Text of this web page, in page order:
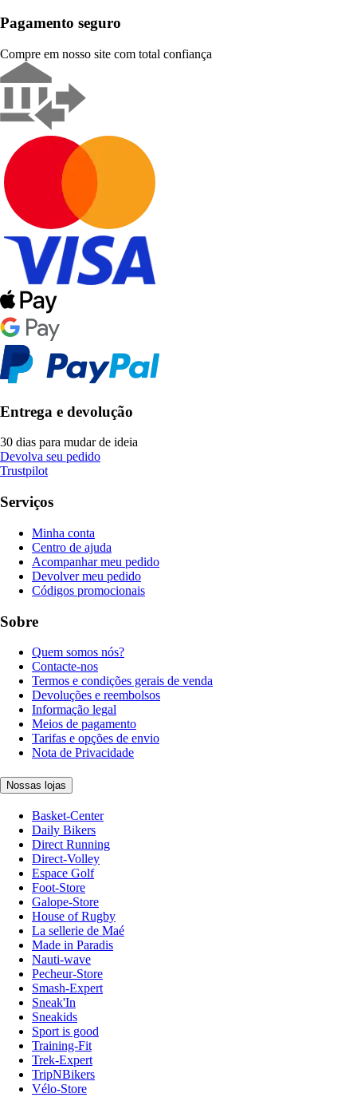
Pagamento seguro
Compre em nosso site com total confiança
Entrega e devolução
30 dias para mudar de ideia
Devolva seu pedido
Trustpilot
Serviços
Minha conta
Centro de ajuda
Acompanhar meu pedido
Devolver meu pedido
Códigos promocionais
Sobre
Quem somos nós?
Contacte-nos
Termos e condições gerais de venda
Devoluções e reembolsos
Informação legal
Meios de pagamento
Tarifas e opções de envio
Nota de Privacidade
Nossas lojas
Basket-Center
Daily Bikers
Direct Running
Direct-Volley
Espace Golf
Foot-Store
Galope-Store
House of Rugby
La sellerie de Maé
Made in Paradis
Nauti-wave
Pecheur-Store
Smash-Expert
Sneak'In
Sneakids
Sport is good
Training-Fit
Trek-Expert
TripNBikers
Vélo-Store